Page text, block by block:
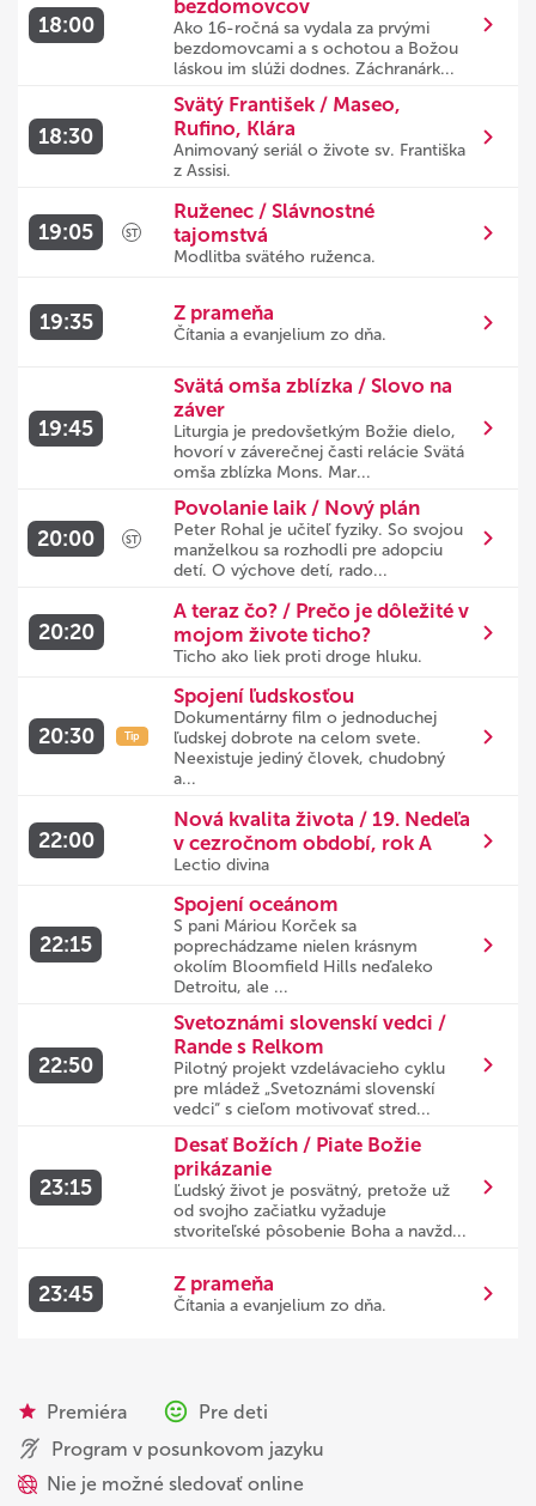
18:00
bezdomovcov
Ako 16-ročná sa vydala za prvými
bezdomovcami a s ochotou a Božou
láskou im slúži dodnes. Záchranárk...
18:30
Svätý František / Maseo,
Rufino, Klára
Animovaný seriál o živote sv. Františka
z Assisi.
19:05 ST
Ruženec / Slávnostné
tajomstvá
Modlitba svätého ruženca.
19:35 Z prameňa
Čítania a evanjelium zo dňa.
19:45
Svätá omša zblízka / Slovo na
záver
Liturgia je predovšetkým Božie dielo,
hovorí v záverečnej časti relácie Svätá
omša zblízka Mons. Mar...
20:00 ST
Povolanie laik / Nový plán
Peter Rohal je učiteľ fyziky. So svojou
manželkou sa rozhodli pre adopciu
detí. O výchove detí, rado...
20:20
A teraz čo? / Prečo je dôležité v
mojom živote ticho?
Ticho ako liek proti droge hluku.
20:30 Tip
Spojení ľudskosťou
Dokumentárny film o jednoduchej
ľudskej dobrote na celom svete.
Neexistuje jediný človek, chudobný
a...
22:00
Nová kvalita života / 19. Nedeľa
v cezročnom období, rok A
Lectio divina
22:15
Spojení oceánom
S pani Máriou Korček sa
poprechádzame nielen krásnym
okolím Bloomfield Hills neďaleko
Detroitu, ale ...
22:50
Svetoznámi slovenskí vedci /
Rande s Relkom
Pilotný projekt vzdelávacieho cyklu
pre mládež „Svetoznámi slovenskí
vedci“ s cieľom motivovať stred...
23:15
Desať Božích / Piate Božie
prikázanie
Ľudský život je posvätný, pretože už
od svojho začiatku vyžaduje
stvoriteľské pôsobenie Boha a navžd...
23:45 Z prameňa
Čítania a evanjelium zo dňa.
Premiéra
Pre deti
Program v posunkovom jazyku
Nie je možné sledovať online